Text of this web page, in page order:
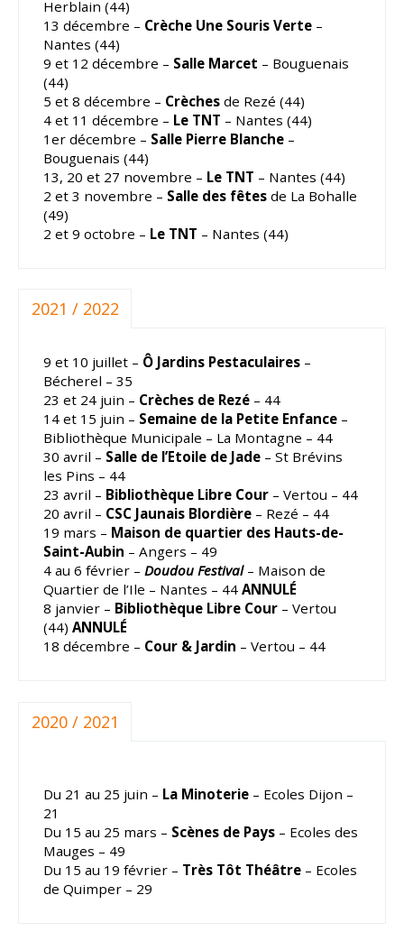
Herblain (44)
13 décembre – Crèche Une Souris Verte –
Nantes (44)
9 et 12 décembre – Salle Marcet – Bouguenais
(44)
5 et 8 décembre – Crèches de Rezé (44)
4 et 11 décembre – Le TNT – Nantes (44)
1er décembre – Salle Pierre Blanche –
Bouguenais (44)
13, 20 et 27 novembre – Le TNT – Nantes (44)
2 et 3 novembre – Salle des fêtes de La Bohalle
(49)
2 et 9 octobre – Le TNT – Nantes (44)
2021 / 2022
9 et 10 juillet – Ô Jardins Pestaculaires –
Bécherel – 35
23 et 24 juin – Crèches de Rezé – 44
14 et 15 juin – Semaine de la Petite Enfance –
Bibliothèque Municipale – La Montagne – 44
30 avril – Salle de l’Etoile de Jade – St Brévins
les Pins – 44
23 avril – Bibliothèque Libre Cour – Vertou – 44
20 avril – CSC Jaunais Blordière – Rezé – 44
19 mars – Maison de quartier des Hauts-de-
Saint-Aubin – Angers – 49
4 au 6 février – Doudou Festival– Maison de
Quartier de l’Ile – Nantes – 44 ANNULÉ
8 janvier – Bibliothèque Libre Cour – Vertou
(44) ANNULÉ
18 décembre – Cour & Jardin – Vertou – 44
2020 / 2021
Du 21 au 25 juin – La Minoterie – Ecoles Dijon –
21
Du 15 au 25 mars – Scènes de Pays – Ecoles des
Mauges – 49
Du 15 au 19 février – Très Tôt Théâtre – Ecoles
de Quimper – 29